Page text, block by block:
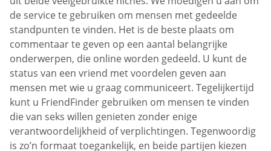
de service te gebruiken om mensen met gedeelde
standpunten te vinden. Het is de beste plaats om
commentaar te geven op een aantal belangrijke
onderwerpen, die online worden gedeeld. U kunt de
status van een vriend met voordelen geven aan
mensen met wie u graag communiceert. Tegelijkertijd
kunt u FriendFinder gebruiken om mensen te vinden
die van seks willen genieten zonder enige
verantwoordelijkheid of verplichtingen. Tegenwoordig
is zo’n formaat toegankelijk, en beide partijen kiezen